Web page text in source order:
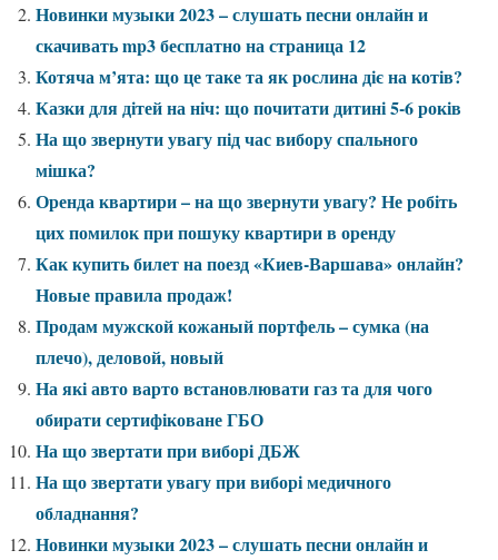
Новинки музыки 2023 – слушать песни онлайн и
скачивать mp3 бесплатно на страница 12
Котяча м’ята: що це таке та як рослина діє на котів?
Казки для дітей на ніч: що почитати дитині 5-6 років
На що звернути увагу під час вибору спального
мішка?
Оренда квартири – на що звернути увагу? Не робіть
цих помилок при пошуку квартири в оренду
Как купить билет на поезд «Киев-Варшава» онлайн?
Новые правила продаж!
Продам мужской кожаный портфель – сумка (на
плечо), деловой, новый
На які авто варто встановлювати газ та для чого
обирати сертифіковане ГБО
На що звертати при виборі ДБЖ
На що звертати увагу при виборі медичного
обладнання?
Новинки музыки 2023 – слушать песни онлайн и